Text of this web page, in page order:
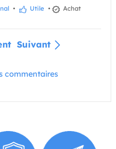
• Utile •
Achat
Suivant
commentaires